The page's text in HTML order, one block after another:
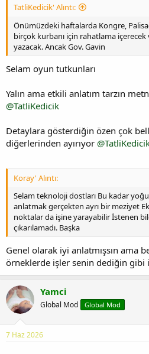
TatliKedicik' Alıntı:
Önümüzdeki haftalarda Kongre,
birçok kurbanı için rahatlama
yazacak. Ancak Gov. Gavin
Selam oyun tutkunları
Yalın ama etkili anlatım tarzın
@TatliKedicik
Detaylara gösterdiğin özen çok
diğerlerinden ayırıyor
Koray' Alıntı:
Selam teknoloji dostları Bu kadar
anlatmak gerçekten ayrı bir meziyet
noktalar da işine yarayabilir İstenen
çıkarılamadı. Başka
Genel olarak iyi anlatmışsın ama
örneklerde işler senin dediğin gibi
Yamci
Global Mod Global Mod
7 Haz 2026